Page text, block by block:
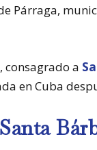
Párraga,
consagrado a
en Cuba